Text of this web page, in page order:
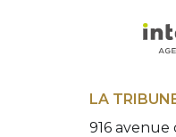
LA
916 avenue